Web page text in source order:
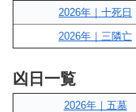
2026年｜十死日
2026年｜三隣亡
凶日一覧
2026年｜五墓